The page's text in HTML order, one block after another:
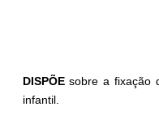
DISPÕE sobre a fixação
infantil.